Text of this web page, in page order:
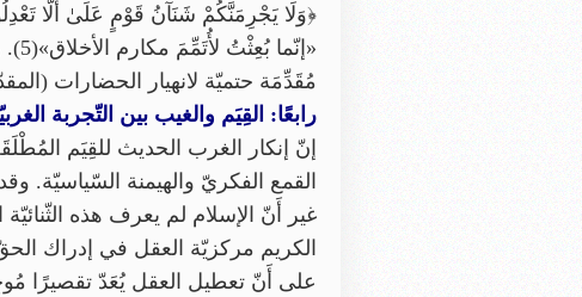
مُقَدِّمَة حتميّة لانهيار الحضارات
رابعًا: القِيَم والغيب بين التّجربة
إنّ إنكار الغرب الحديث للقِيَم
القمع الفكريّ والهيمنة السّياسيّة.
غير أَنّ الإسلام لم يعرف هذه
الكريم مركزيّة العقل في إدراك الحقّ
على أَنّ تعطيل العقل يُعَدّ تقصيرًا